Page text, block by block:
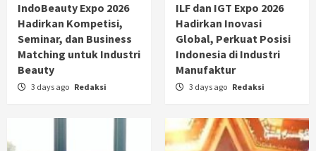
IndoBeauty Expo 2026
Hadirkan Kompetisi,
Seminar, dan Business
Matching untuk Industri
Beauty
3 days ago Redaksi
ILF dan IGT Expo 2026
Hadirkan Inovasi
Global, Perkuat Posisi
Indonesia di Industri
Manufaktur
3 days ago Redaksi